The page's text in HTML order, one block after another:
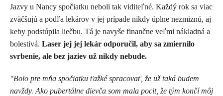
​Jazvy u Nancy spočiatku neboli tak viditeľné. Každý rok sa viac
zväčšujú a podľa lekárov v jej prípade nikdy úplne nezmiznú, aj
keby podstúpila liečbu. Tá je navyše finančne veľmi nákladná a
bolestivá. Laser jej jej lekár odporučil, aby sa zmiernilo
svrbenie, ale bez jaziev už nikdy nebude.
"Bolo pre mňa spočiatku ťažké spracovať, že už taká budem
navždy. Ako pubertálne dievča som mala pocit, že tým končí môj